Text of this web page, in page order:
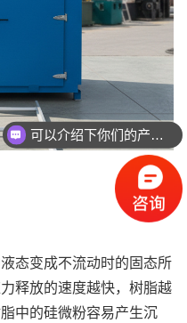
态变成不流动时的固态所
释放的速度越快，树脂越
中的硅微粉容易产生沉
可以介绍下你们的产品么